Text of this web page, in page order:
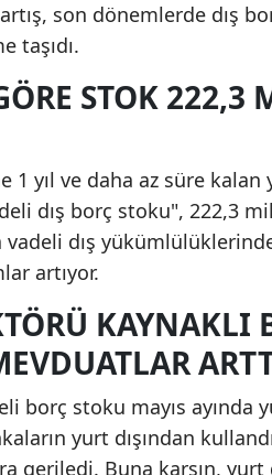
son dönemlerde dış
taşıdı.
STOK 222,3
1 yıl ve daha az süre
dış borç stoku", 222,3
dış
artıyor.
KAYNAKLI
borç stoku mayıs ayında
yurt dışından
geriledi. Buna karşın, yurt